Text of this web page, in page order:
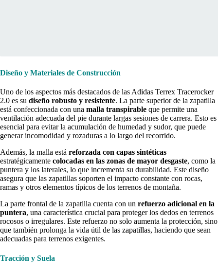
Diseño y Materiales de Construcción
Uno de los aspectos más destacados de las Adidas Terrex Tracerocker
2.0 es su diseño robusto y resistente. La parte superior de la zapatilla
está confeccionada con una malla transpirable que permite una
ventilación adecuada del pie durante largas sesiones de carrera. Esto es
esencial para evitar la acumulación de humedad y sudor, que puede
generar incomodidad y rozaduras a lo largo del recorrido.
Además, la malla está reforzada con capas sintéticas
estratégicamente colocadas en las zonas de mayor desgaste, como la
puntera y los laterales, lo que incrementa su durabilidad. Este diseño
asegura que las zapatillas soporten el impacto constante con rocas,
ramas y otros elementos típicos de los terrenos de montaña.
La parte frontal de la zapatilla cuenta con un refuerzo adicional en la
puntera, una característica crucial para proteger los dedos en terrenos
rocosos o irregulares. Este refuerzo no solo aumenta la protección, sino
que también prolonga la vida útil de las zapatillas, haciendo que sean
adecuadas para terrenos exigentes.
Tracción y Suela